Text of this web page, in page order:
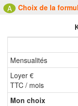
A
Choix de la
Mensualités
Loyer €
TTC / mois
Mon choix